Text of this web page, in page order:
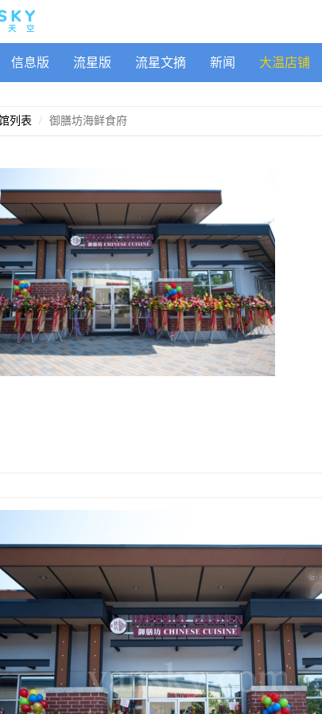
信息版 流星版 流星文摘 新闻 大温店铺
列表 御膳坊海鲜食府